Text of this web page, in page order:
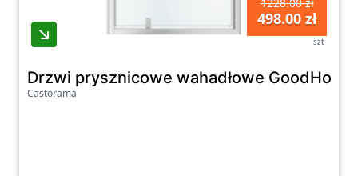
498.00 zł
szt
Drzwi prysznicowe wahadłowe
Castorama